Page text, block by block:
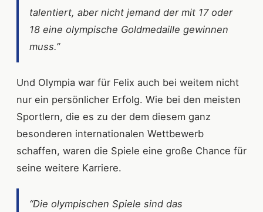
talentiert, aber nicht jemand der mit 17 oder
18 eine olympische Goldmedaille gewinnen
muss.”
Und Olympia war für Felix auch bei weitem nicht
nur ein persönlicher Erfolg. Wie bei den meisten
Sportlern, die es zu der dem diesem ganz
besonderen internationalen Wettbewerb
schaffen, waren die Spiele eine große Chance für
seine weitere Karriere.
“Die olympischen Spiele sind das